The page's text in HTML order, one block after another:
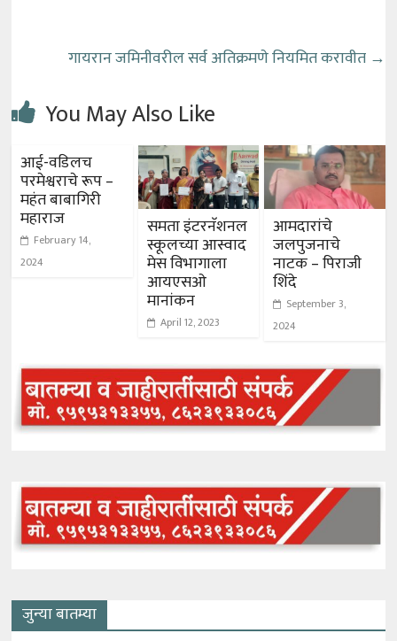
गायरान जमिनीवरील सर्व अतिक्रमणे नियमित करावीत →
You May Also Like
आई-वडिलच
परमेश्वराचे रूप –
महंत बाबागिरी
महाराज
February 14,
2024
समता इंटरनॅशनल
स्कूलच्या आस्वाद
मेस विभागाला
आयएसओ
मानांकन
April 12, 2023
आमदारांचे
जलपुजनाचे
नाटक – पिराजी
शिंदे
September 3,
2024
जुन्या बातम्या